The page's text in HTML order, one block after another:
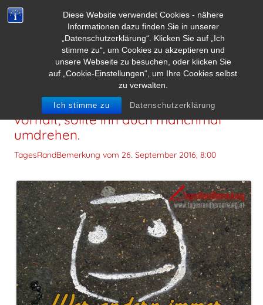
Diese Website verwendet Cookies - nähere
Informationen dazu finden Sie in unserer
„Datenschutzerklärung“. Klicken Sie auf „Ich
stimme zu“, um Cookies zu akzeptieren und
unsere Webseite zu besuchen, oder klicken Sie
auf „Cookie-Einstellungen“, um Ihre Cookies selbst
zu verwalten.
Ich stimme zu Datenschutzerklärung
Wer andern immer einen Spiegel
vorhält, sollte ihn auch manchmal
umdrehen.
TagesRandBemerkung vom 26. September 2016, 8:00